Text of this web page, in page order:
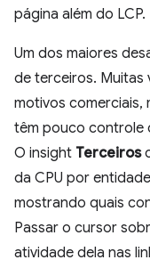
página além do LCP.
Um dos maiores
de terceiros. Muitas
motivos comerciais,
têm pouco controle
O insight Terceiros
da CPU por
mostrando quais
Passar o cursor
atividade dela nas